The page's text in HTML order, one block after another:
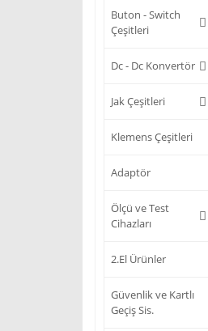
Buton - Switch
Çeşitleri
Dc - Dc Konvertör
Jak Çeşitleri
Klemens Çeşitleri
Adaptör
Ölçü ve Test
Cihazları
2.El Ürünler
Güvenlik ve Kartlı
Geçiş Sis.